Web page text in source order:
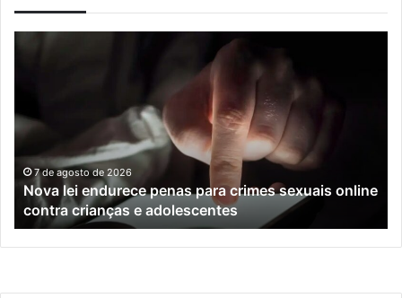
para
crimes
sexuais
online
contra
crianças
e
adolescentes
7 de agosto de 2026
Nova lei endurece penas para crimes sexuais online
contra crianças e adolescentes